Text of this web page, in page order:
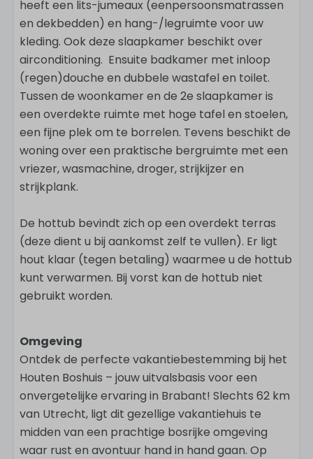
heeft een lits-jumeaux (eenpersoonsmatrassen
en dekbedden) en hang-/legruimte voor uw
kleding. Ook deze slaapkamer beschikt over
airconditioning. Ensuite badkamer met inloop
(regen)douche en dubbele wastafel en toilet.
Tussen de woonkamer en de 2e slaapkamer is
een overdekte ruimte met hoge tafel en stoelen,
een fijne plek om te borrelen. Tevens beschikt de
woning over een praktische bergruimte met een
vriezer, wasmachine, droger, strijkijzer en
strijkplank.
De hottub bevindt zich op een overdekt terras
(deze dient u bij aankomst zelf te vullen). Er ligt
hout klaar (tegen betaling) waarmee u de hottub
kunt verwarmen. Bij vorst kan de hottub niet
gebruikt worden.
Omgeving
Ontdek de perfecte vakantiebestemming bij het
Houten Boshuis – jouw uitvalsbasis voor een
onvergetelijke ervaring in Brabant! Slechts 62 km
van Utrecht, ligt dit gezellige vakantiehuis te
midden van een prachtige bosrijke omgeving
waar rust en avontuur hand in hand gaan. Op